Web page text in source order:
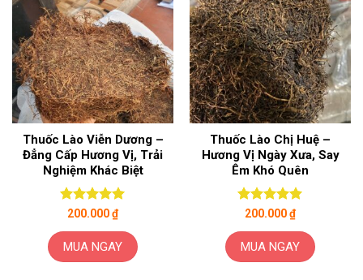
Thuốc Lào Viễn Dương –
Đẳng Cấp Hương Vị, Trải
Nghiệm Khác Biệt
Được xếp
200.000₫
MUA NGAY
Thuốc Lào Chị Huệ –
Hương Vị Ngày Xưa, Say
Êm Khó Quên
Được xếp
200.000₫
MUA NGAY